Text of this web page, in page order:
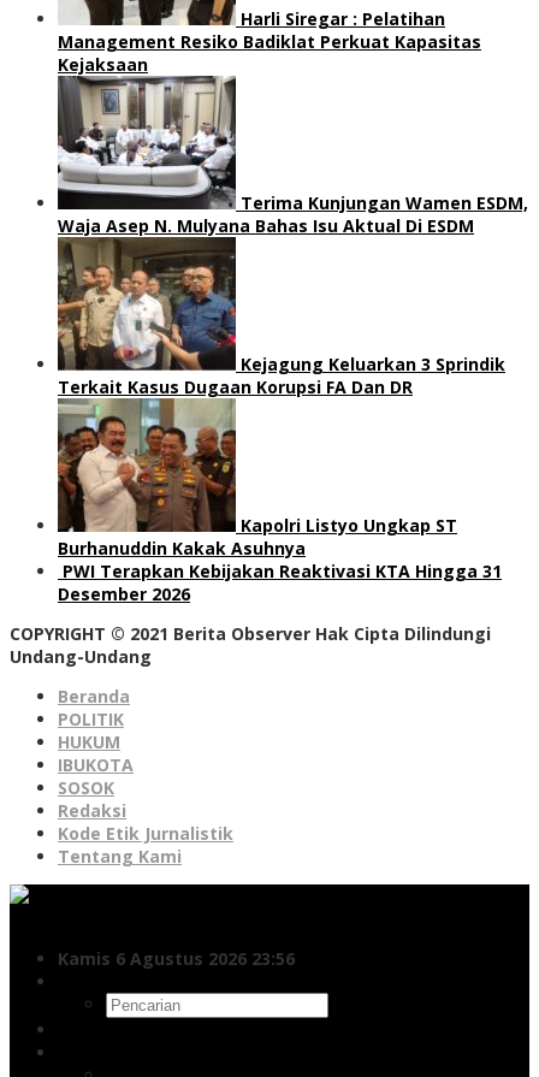
Harli Siregar : Pelatihan
Management Resiko Badiklat Perkuat Kapasitas
Kejaksaan
Terima Kunjungan Wamen ESDM,
Waja Asep N. Mulyana Bahas Isu Aktual Di ESDM
Kejagung Keluarkan 3 Sprindik
Terkait Kasus Dugaan Korupsi FA Dan DR
Kapolri Listyo Ungkap ST
Burhanuddin Kakak Asuhnya
PWI Terapkan Kebijakan Reaktivasi KTA Hingga 31
Desember 2026
COPYRIGHT © 2021 Berita Observer Hak Cipta Dilindungi
Undang-Undang
Beranda
POLITIK
HUKUM
IBUKOTA
SOSOK
Redaksi
Kode Etik Jurnalistik
Tentang Kami
Kamis 6 Agustus 2026 23:56